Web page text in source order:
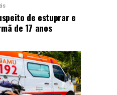
de estuprar e
de 17 anos